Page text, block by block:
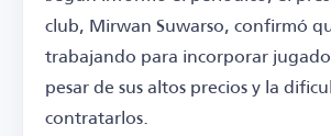
club, Mirwan Suwarso, confirmó
trabajando para incorporar
pesar de sus altos precios y la
contratarlos.